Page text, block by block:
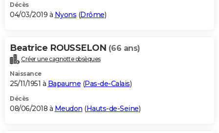
Décès
04/03/2019 à Nyons (Drôme)
Beatrice ROUSSELON (66 ans)
Créer une cagnotte obsèques
Naissance
25/11/1951 à Bapaume (Pas-de-Calais)
Décès
08/06/2018 à Meudon (Hauts-de-Seine)